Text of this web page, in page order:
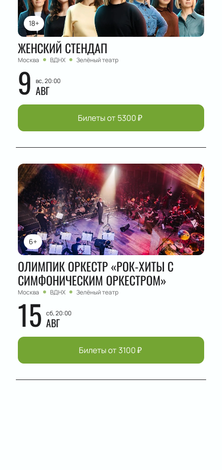
18+
ЖЕНСКИЙ СТЕНДАП
Москва ВДНХ Зелёный театр
9 вс, 20:00
АВГ
Билеты от 5300₽
6+
ОЛИМПИК ОРКЕСТР «РОК-ХИТЫ С
СИМФОНИЧЕСКИМ ОРКЕСТРОМ»
Москва ВДНХ Зелёный театр
15 сб, 20:00
АВГ
Билеты от 3100₽